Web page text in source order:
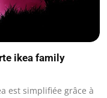
ikea family
est simplifiée grâce à